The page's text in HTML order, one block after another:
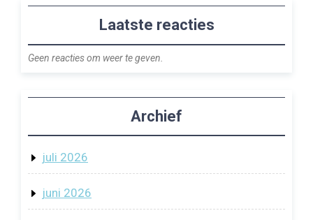
Laatste reacties
Geen reacties om weer te geven.
Archief
juli 2026
juni 2026